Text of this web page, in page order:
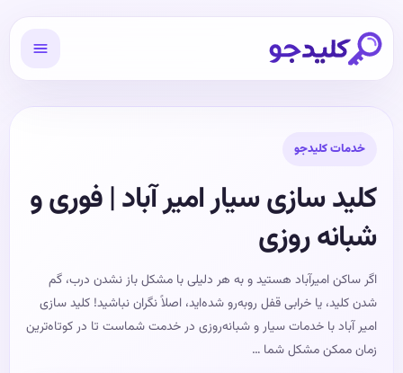
خدمات کلیدجو
کلید سازی سیار امیر آباد | فوری و
شبانه روزی
اگر ساکن امیرآباد هستید و به هر دلیلی با مشکل باز نشدن درب، گم
شدن کلید، یا خرابی قفل روبه‌رو شده‌اید، اصلاً نگران نباشید! کلید سازی
امیر آباد با خدمات سیار و شبانه‌روزی در خدمت شماست تا در کوتاه‌ترین
زمان ممکن مشکل شما …